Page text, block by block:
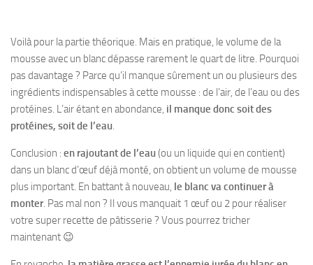
Voilà pour la partie théorique. Mais en pratique, le volume de la
mousse avec un blanc dépasse rarement le quart de litre. Pourquoi
pas davantage ? Parce qu’il manque sûrement un ou plusieurs des
ingrédients indispensables à cette mousse : de l’air, de l’eau ou des
protéines. L’air étant en abondance, il manque donc soit des
protéines, soit de l’eau.
Conclusion : en rajoutant de l’eau(ou un liquide qui en contient)
dans un blanc d’œuf déjà monté, on obtient un volume de mousse
plus important. En battant à nouveau, le blanc va continuer à
monter. Pas mal non ? Il vous manquait 1 œuf ou 2 pour réaliser
votre super recette de pâtisserie ? Vous pourrez tricher
maintenant 😉